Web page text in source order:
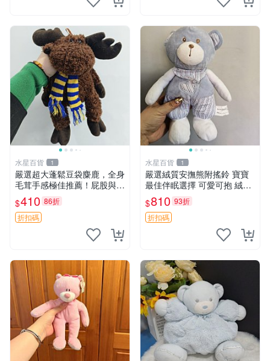
水星百貨 1
嚴選超大蓬鬆豆袋麋鹿，全身
毛茸手感極佳推薦！屁股與四
肢填充均勻，適合收藏與孩童
共賞。 麋鹿 豆袋 毛茸玩具
$410 86折
折扣碼
水星百貨 1
嚴選絨質安撫熊附搖鈴 寶寶
最佳伴眠選擇 可愛可抱 絨毛
玩具 安撫熊 嬰兒用
$810 93折
折扣碼